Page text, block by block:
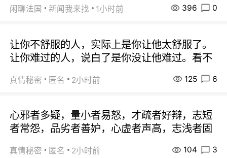
闲聊法国 新闻我来找 1小时前 396 0
让你不舒服的人，实际上是你让他太舒服了。
让你难过的人，说白了是你没让他难过。看不
真情秘密 匿名 2小时前 125 6
心邪者多疑，量小者易怒，才疏者好辩，志短
者常怨，品劣者善妒，心虚者声高，志浅者固
真情秘密 匿名 2小时前 104 3